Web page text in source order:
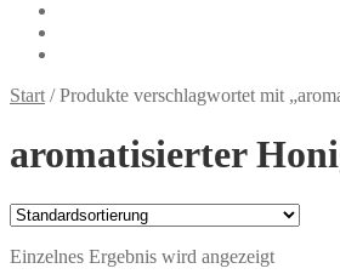
Start /Produkte verschlagwortet mit
aromatisierter
Einzelnes Ergebnis wird angezeigt